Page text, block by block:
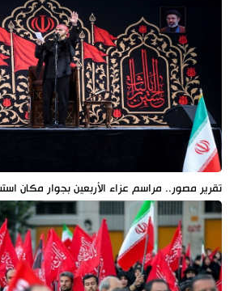
تقرير مصور.. مراسم عزاء الأربعين بجوار مكان